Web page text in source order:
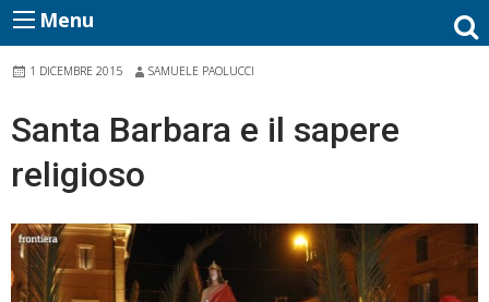
Menu
1 DICEMBRE 2015 SAMUELE PAOLUCCI
Santa Barbara e il sapere
religioso